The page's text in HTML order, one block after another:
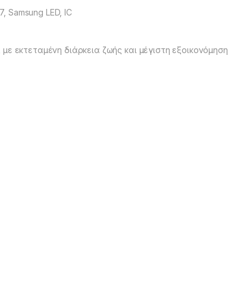
Samsung LED, IC
εκτεταμένη διάρκεια ζωής και μέγιστη εξοικονόμηση